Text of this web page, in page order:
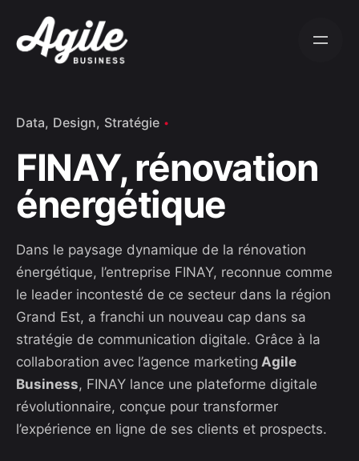
Data Design Stratégie
FINAY, rénovation
énergétique
Dans le paysage dynamique de la rénovation
énergétique, l’entreprise FINAY, reconnue comme
le leader incontesté de ce secteur dans la région
Grand Est, a franchi un nouveau cap dans sa
stratégie de communication digitale. Grâce à la
collaboration avec l’agence marketing Agile
Business, FINAY lance une plateforme digitale
révolutionnaire, conçue pour transformer
l’expérience en ligne de ses clients et prospects.